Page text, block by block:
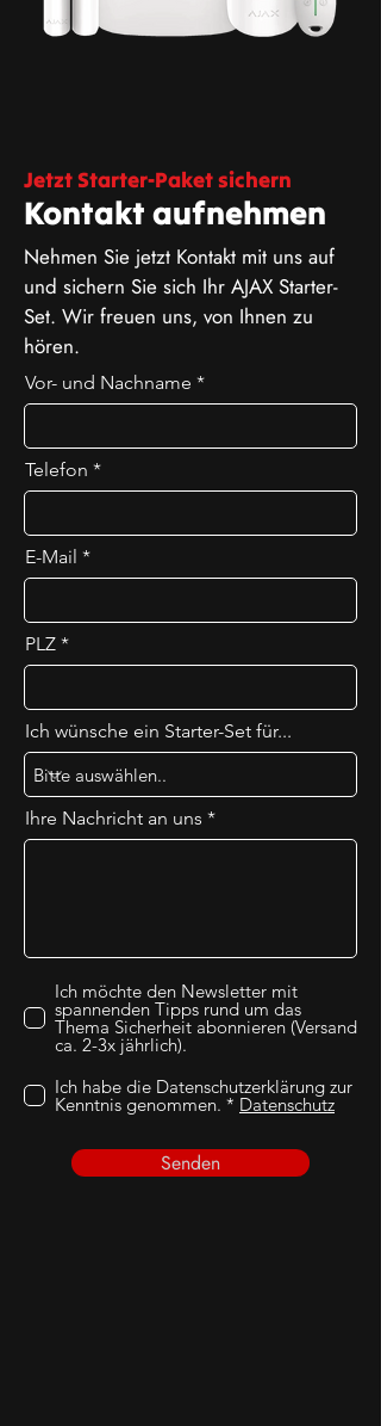
Jetzt Starter-Paket sichern
Kontakt aufnehmen
Nehmen Sie jetzt Kontakt mit uns auf
und sichern Sie sich Ihr AJAX Starter-
Set. Wir freuen uns, von Ihnen zu
hören.
Vor- und Nachname
Telefon
E-Mail
PLZ
Ich wünsche ein Starter-Set für...
Ihre Nachricht an uns
Ich möchte den Newsletter mit
spannenden Tipps rund um das
Thema Sicherheit abonnieren (Versand
ca. 2-3x jährlich).
Ich habe die Datenschutzerklärung zur
Kenntnis genommen. * Datenschutz
Senden